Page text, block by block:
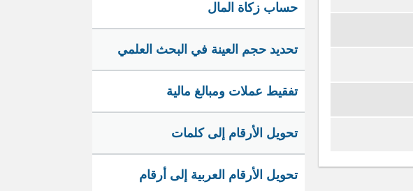
حساب زكاة المال
تحديد حجم العينة في البحث العلمي
تفقيط عملات ومبالغ مالية
تحويل الأرقام إلى كلمات
تحويل الأرقام العربية إلى أرقام